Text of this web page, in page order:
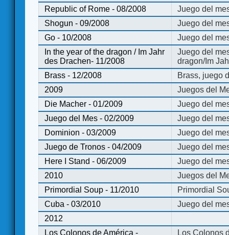
Republic of Rome - 08/2008
Juego del
Shogun - 09/2008
Juego del
Go - 10/2008
Juego del
In the year of the dragon / Im Jahr
des Drachen- 11/2008
Juego del
dragon/Im
Brass - 12/2008
Brass, juego
2009
Juegos del
Die Macher - 01/2009
Juego del
Juego del Mes - 02/2009
Juego del
Dominion - 03/2009
Juego del
Juego de Tronos - 04/2009
Juego del
Here I Stand - 06/2009
Juego del
2010
Juegos del
Primordial Soup - 11/2010
Primordial
Cuba - 03/2010
Juego del
2012
Los Colonos de América -
Los Colonos